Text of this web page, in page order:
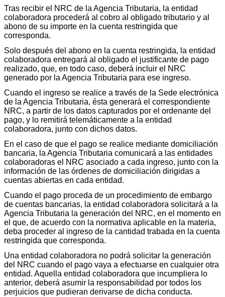
Tras recibir el NRC de la Agencia Tributaria, la entidad
colaboradora procederá al cobro al obligado tributario y al
abono de su importe en la cuenta restringida que
corresponda.
Solo después del abono en la cuenta restringida, la entidad
colaboradora entregará al obligado el justificante de pago
realizado, que, en todo caso, deberá incluir el NRC
generado por la Agencia Tributaria para ese ingreso.
Cuando el ingreso se realice a través de la Sede electrónica
de la Agencia Tributaria, ésta generará el correspondiente
NRC, a partir de los datos capturados por el ordenante del
pago, y lo remitirá telemáticamente a la entidad
colaboradora, junto con dichos datos.
En el caso de que el pago se realice mediante domiciliación
bancaria, la Agencia Tributaria comunicará a las entidades
colaboradoras el NRC asociado a cada ingreso, junto con la
información de las órdenes de domiciliación dirigidas a
cuentas abiertas en cada entidad.
Cuando el pago proceda de un procedimiento de embargo
de cuentas bancarias, la entidad colaboradora solicitará a la
Agencia Tributaria la generación del NRC, en el momento en
el que, de acuerdo con la normativa aplicable en la materia,
deba proceder al ingreso de la cantidad trabada en la cuenta
restringida que corresponda.
Una entidad colaboradora no podrá solicitar la generación
del NRC cuando el pago vaya a efectuarse en cualquier otra
entidad. Aquella entidad colaboradora que incumpliera lo
anterior, deberá asumir la responsabilidad por todos los
perjuicios que pudieran derivarse de dicha conducta.